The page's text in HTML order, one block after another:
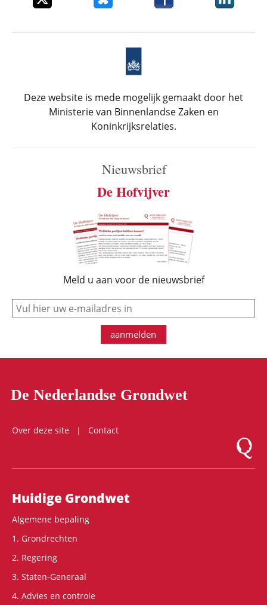
Deze website is mede mogelijk gemaakt door het
Ministerie van Binnenlandse Zaken en
Koninkrijksrelaties.
Nieuwsbrief
De Hofvijver
Meld u aan voor de nieuwsbrief
e-mail
aanmelden
De Nederlandse Grondwet
Over deze site
Contact
Logo
Hoofdnavigatie
Huidige Grondwet
Algemene bepaling
1. Grondrechten
2. Regering
3. Staten-Generaal
4. Advies en controle